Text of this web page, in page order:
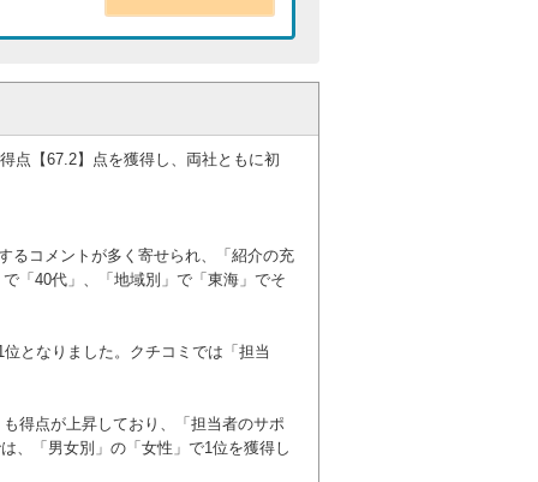
点【67.2】点を獲得し、両社ともに初
るコメントが多く寄せられ、「紹介の充
「40代」、「地域別」で「東海」でそ
となりました。クチコミでは「担当
得点が上昇しており、「担当者のサポ
、「男女別」の「女性」で1位を獲得し